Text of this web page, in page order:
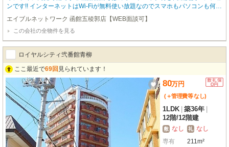
ンです!! インターネットはWi-Fiが無料使い放題なのでスマホもパソコンも何台
でも繋げてご利用いただけます🎶 函館も夏は厳しい暑さになってきておりま
すが、エアコン付きなので夏も快適です🎐 函館近郊エリアのお部屋幅広くご
紹介可✨ 初期費用をクレジットカードでお支払いいただけます💳 お問い合わ
せはエイブルＮＷ函館五稜郭店【0138-84-8630】までお気軽に✨
エイブルネットワーク 函館五稜郭店【WEB面談可】
この会社の全物件を見る
ロイヤルシティ弐番館青柳
ここ最近で69回 見られています！
80万円
(＋管理費等なし)
1LDK 築36年
12階/12階建
敷 なし 礼 なし
専有
211m²